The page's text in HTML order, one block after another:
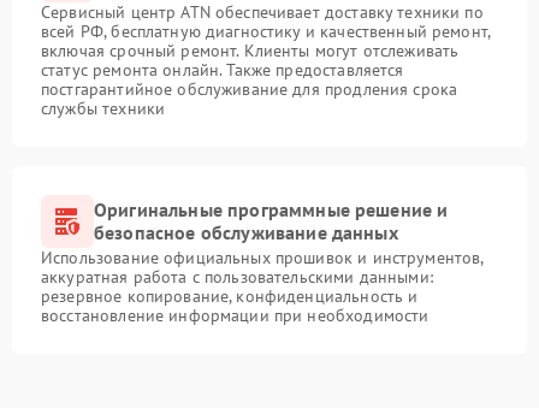
Сервисный центр ATN обеспечивает доставку техники по
всей РФ, бесплатную диагностику и качественный ремонт,
включая срочный ремонт. Клиенты могут отслеживать
статус ремонта онлайн. Также предоставляется
постгарантийное обслуживание для продления срока
службы техники
Оригинальные программные решение и
безопасное обслуживание данных
Использование официальных прошивок и инструментов,
аккуратная работа с пользовательскими данными:
резервное копирование, конфиденциальность и
восстановление информации при необходимости